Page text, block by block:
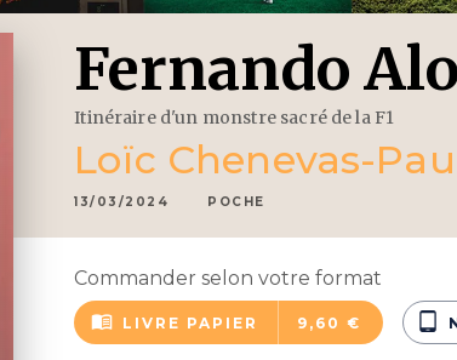
Fernando
Itinéraire d'un monstre sacré de la F1
Loïc Chenevas-
13/03/2024 POCHE
Commander selon votre format
menu_book LIVRE PAPIER 9,60 € tablet_android